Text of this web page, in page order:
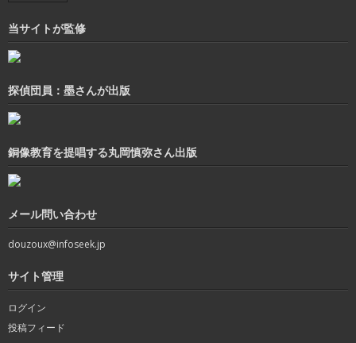
当サイトが監修
探偵団員：墨さんが出版
銅像教育を提唱する丸岡慎弥さん出版
メール問い合わせ
douzoux@infoseek.jp
サイト管理
ログイン
投稿フィード